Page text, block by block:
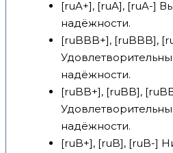
[ruA+], [ruA], [ruA-]
надёжности.
[ruBBB+], [ruBBB],
надёжности.
[ruBB+], [ruBB],
надёжности.
[ruB+], [ruB], [ruB-]